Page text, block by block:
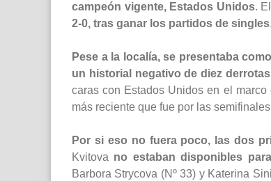
campeón vigente, Estados Unidos.
2-0, tras ganar los partidos de singles.
Pese a la localía, se presentaba
un historial negativo de diez
caras con Estados Unidos en el
más reciente que fue por las
Por si eso no fuera poco, las dos
Kvitova no estaban disponibles
Barbora Strycova (Nº 33) y Katerina